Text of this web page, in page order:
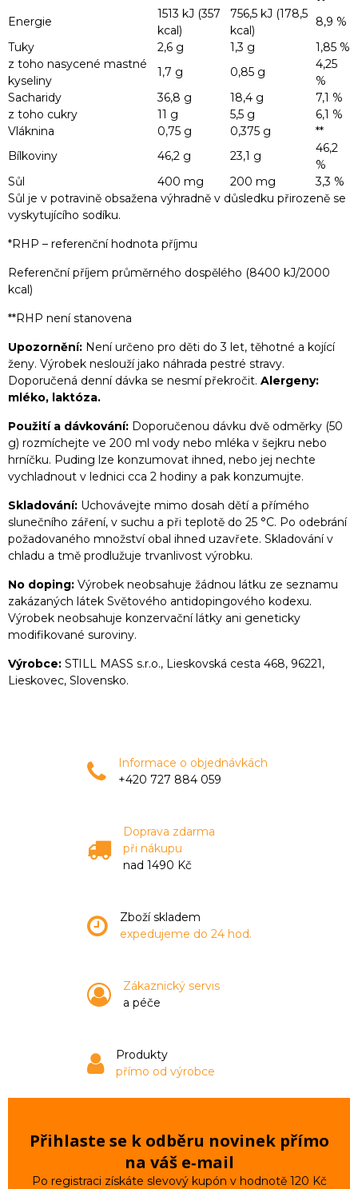
Energie
1513 kJ (357
kcal)
756,5 kJ (178,5
kcal)
8,9 %
Tuky
2,6 g 1,3 g
1,85 %
z toho nasycené mastné
kyseliny
1,7 g 0,85 g
4,25
%
Sacharidy
36,8 g 18,4 g
7,1 %
z toho cukry
11 g 5,5 g
6,1 %
Vláknina
0,75 g 0,375 g
**
Bílkoviny
46,2 g 23,1 g
46,2
%
Sůl
400 mg 200 mg
3,3 %
Sůl je v potravině obsažena výhradně v důsledku přirozeně se
vyskytujícího sodíku.
*RHP – referenční hodnota příjmu
Referenční příjem průměrného dospělého (8400 kJ/2000
kcal)
**RHP není stanovena
Upozornění: Není určeno pro děti do 3 let, těhotné a kojící
ženy. Výrobek neslouží jako náhrada pestré stravy.
Doporučená denní dávka se nesmí překročit. Alergeny:
mléko, laktóza.
Použití a dávkování: Doporučenou dávku dvě odměrky (50
g) rozmíchejte ve 200 ml vody nebo mléka v šejkru nebo
hrníčku. Puding lze konzumovat ihned, nebo jej nechte
vychladnout v lednici cca 2 hodiny a pak konzumujte.
Skladování: Uchovávejte mimo dosah dětí a přímého
slunečního záření, v suchu a při teplotě do 25 °C. Po odebrání
požadovaného množství obal ihned uzavřete. Skladování v
chladu a tmě prodlužuje trvanlivost výrobku.
No doping: Výrobek neobsahuje žádnou látku ze seznamu
zakázaných látek Světového antidopingového kodexu.
Výrobek neobsahuje konzervační látky ani geneticky
modifikované suroviny.
Výrobce: STILL MASS s.r.o., Lieskovská cesta 468, 96221,
Lieskovec, Slovensko.
Informace o objednávkách
+420 727 884 059
Doprava zdarma
při nákupu
nad 1490 Kč
Zboží skladem
expedujeme do 24 hod.
Zákaznický servis
a péče
Produkty
přímo od výrobce
Přihlaste se k odběru novinek přímo
na váš e‑mail
Po registraci získáte slevový kupón v hodnotě 120 Kč